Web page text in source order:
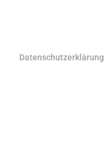
Datenschutzerklärung